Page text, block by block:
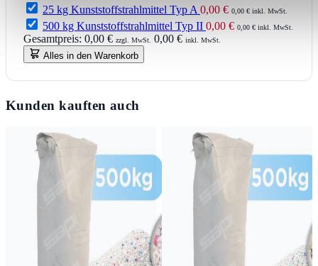
25 kg Kunststoffstrahlmittel Typ A 0,00 € 0,00 € inkl. MwSt.
500 kg Kunststoffstrahlmittel Typ II 0,00 € 0,00 € inkl. MwSt.
Gesamtpreis: 0,00 € zzgl. MwSt. 0,00 € inkl. MwSt.
Alles in den Warenkorb
Kunden kauften auch